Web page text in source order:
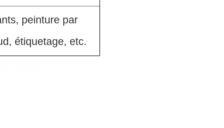
peinture par
étiquetage, etc.